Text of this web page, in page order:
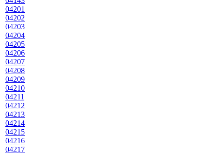
04201
04202
04203
04204
04205
04206
04207
04208
04209
04210
04211
04212
04213
04214
04215
04216
04217